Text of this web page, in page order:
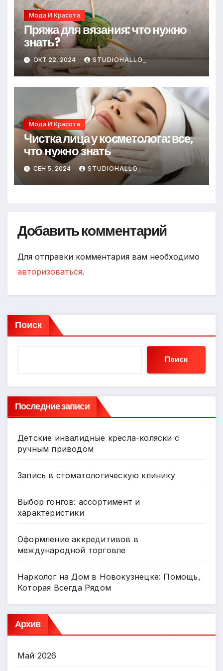
Мода И Красота
Пряжа для вязания: что нужно
знать?
ОКТ 22, 2024 STUDIOHALLO_
Мода И Красота
Чистка лица у косметолога: все,
что нужно знать
СЕН 5, 2024 STUDIOHALLO_
Добавить комментарий
Для отправки комментария вам необходимо
авторизоваться.
Поиск
Поиск
Последние записи
Детские инвалидные кресла-коляски с
ручным приводом
Запись в стоматологическую клинику
Выбор гонгов: ассортимент и
характеристики
Оформление аккредитивов в
международной торговле
Нарколог на Дом в Новокузнецке: Помощь,
Которая Всегда Рядом
Архив
Май 2026